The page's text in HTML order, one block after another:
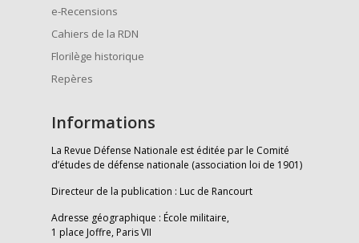
e-Recensions
Cahiers de la RDN
Florilège historique
Repères
Informations
La Revue Défense Nationale est éditée par le Comité
d’études de défense nationale (association loi de 1901)
Directeur de la publication : Luc de Rancourt
Adresse géographique : École militaire,
1 place Joffre, Paris VII